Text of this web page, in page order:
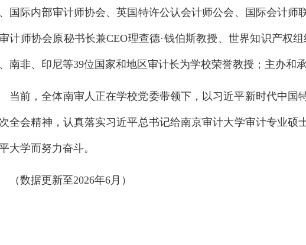
国际内部审计师协会、英国特许公认会计师公会、国际会计
计师协会原秘书长兼CEO理查德·钱伯斯教授、世界知识产权
南非、印尼等39位国家和地区审计长为学校荣誉教授；主办和
当前，全体南审人正在学校党委带领下，以习近平新时代中
全会精神，认真落实习近平总书记给南京审计大学审计专业
大学而努力奋斗。
（数据更新至2026年6月）